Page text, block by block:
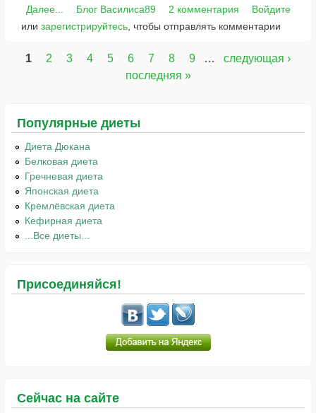
Далее... Блог Василиса89 2 комментария
Войдите
или зарегистрируйтесь, чтобы отправлять комментарии
1 2 3 4 5 6 7 8 9 …
следующая ›
последняя »
Популярные диеты
Диета Дюкана
Белковая диета
Гречневая диета
Японская диета
Кремлёвская диета
Кефирная диета
...Все диеты...
Присоединяйся!
Сейчас на сайте